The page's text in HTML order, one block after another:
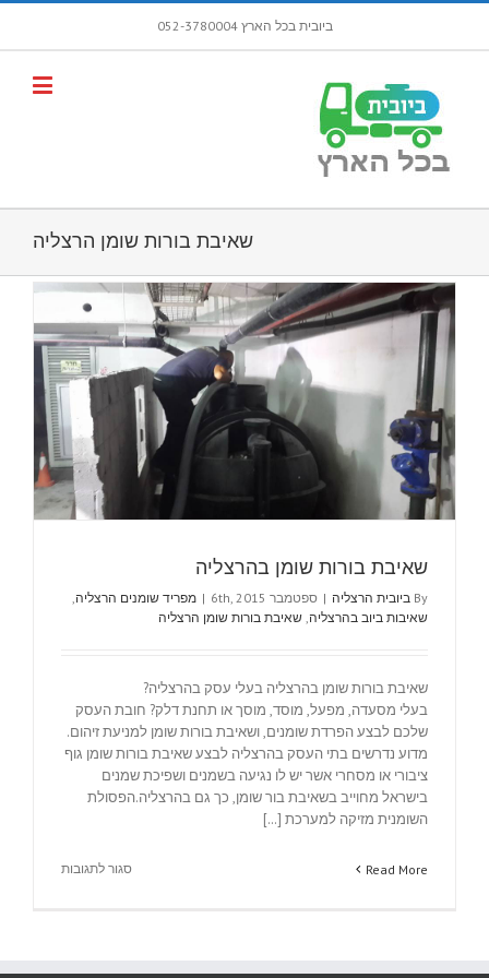
פתח
ביובית בכל הארץ 052-3780004
שאיבת בורות שומן הרצליה
שאיבת בורות שומן בהרצליה
By ביובית הרצליה | ספטמבר 6th, 2015 | מפריד שומנים הרצליה,
שאיבות ביוב בהרצליה, שאיבת בורות שומן הרצליה
שאיבת בורות שומן בהרצליה בעלי עסק בהרצליה?
בעלי מסעדה, מפעל, מוסד, מוסך או תחנת דלק? חובת העסק
שלכם לבצע הפרדת שומנים, ושאיבת בורות שומן למניעת זיהום.
מדוע נדרשים בתי העסק בהרצליה לבצע שאיבת בורות שומן גוף
ציבורי או מסחרי אשר יש לו נגיעה בשמנים ושפיכת שמנים
בישראל מחוייב בשאיבת בור שומן, כך גם בהרצליה.הפסולת
השומנית מזיקה למערכת [...]
Read More סגור לתגובותעל